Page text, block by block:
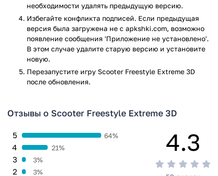
необходимости удалять предыдущую версию.
Избегайте конфликта подписей. Если предыдущая
версия была загружена не с apkshki.com, возможно
появление сообщения 'Приложение не установлено'.
В этом случае удалите старую версию и установите
новую.
Перезапустите игру Scooter Freestyle Extreme 3D
после обновления.
Отзывы о Scooter Freestyle Extreme 3D
2 3%
3 3%
4 21%
5 64% 4.3